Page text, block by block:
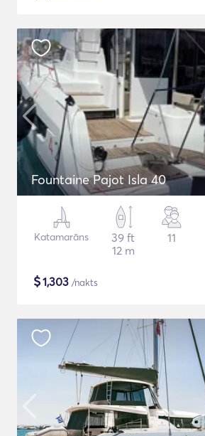
Fountaine Pajot Isla 40
Katamarāns
39 ft
12 m
11
$1,303 /nakts